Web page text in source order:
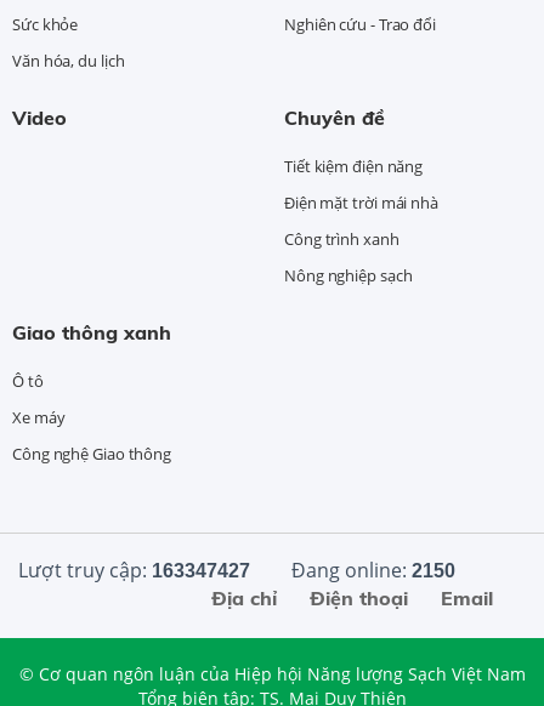
Sức khỏe
Văn hóa, du lịch
Nghiên cứu - Trao đổi
Video Chuyên đề
Tiết kiệm điện năng
Điện mặt trời mái nhà
Công trình xanh
Nông nghiệp sạch
Giao thông xanh
Ô tô
Xe máy
Công nghệ Giao thông
Lượt truy cập: 163347427 Đang online: 2150
Email
Điện thoại
Địa chỉ
© Cơ quan ngôn luận của Hiệp hội Năng lượng Sạch Việt Nam
Tổng biên tập: TS. Mai Duy Thiện